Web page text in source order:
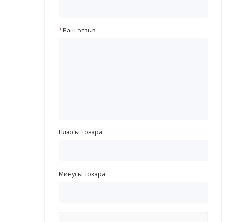
Ваш отзыв
Плюсы товара
Минусы товара